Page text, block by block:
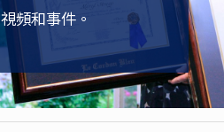
頻和事件。